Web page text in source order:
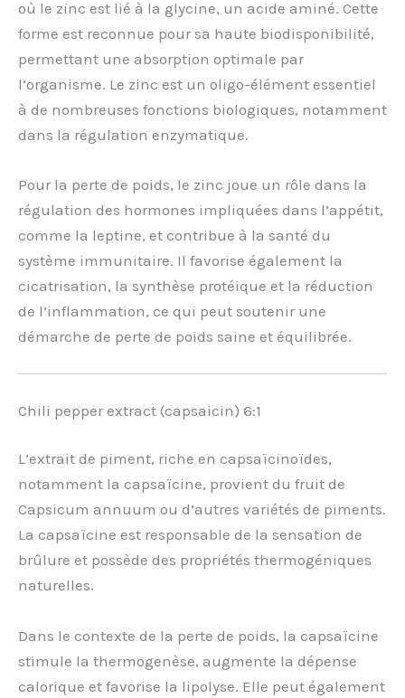
où le zinc est lié à la glycine, un acide aminé. Cette
forme est reconnue pour sa haute biodisponibilité,
permettant une absorption optimale par
l’organisme. Le zinc est un oligo-élément essentiel
à de nombreuses fonctions biologiques, notamment
dans la régulation enzymatique.
Pour la perte de poids, le zinc joue un rôle dans la
régulation des hormones impliquées dans l’appétit,
comme la leptine, et contribue à la santé du
système immunitaire. Il favorise également la
cicatrisation, la synthèse protéique et la réduction
de l’inflammation, ce qui peut soutenir une
démarche de perte de poids saine et équilibrée.
Chili pepper extract (capsaicin) 6:1
L’extrait de piment, riche en capsaïcinoïdes,
notamment la capsaïcine, provient du fruit de
Capsicum annuum ou d’autres variétés de piments.
La capsaïcine est responsable de la sensation de
brûlure et possède des propriétés thermogéniques
naturelles.
Dans le contexte de la perte de poids, la capsaïcine
stimule la thermogenèse, augmente la dépense
calorique et favorise la lipolyse. Elle peut également